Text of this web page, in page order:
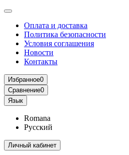
Оплата и доставка
Политика безопасности
Условия соглашения
Новости
Контакты
Избранное0
Сравнение0
Язык
Romana
Русский
Личный кабинет